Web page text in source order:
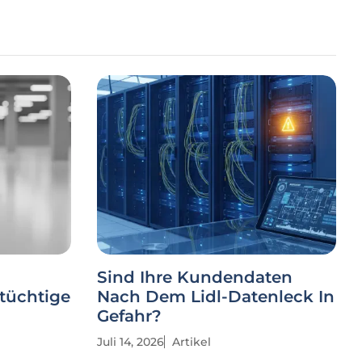
Sind Ihre Kundendaten
Nach Dem Lidl-Datenleck In
Gefahr?
Juli 14, 2026 Artikel